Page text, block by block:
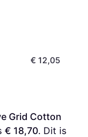
€ 12,05
Grid Cotton
€ 18,70. Dit is